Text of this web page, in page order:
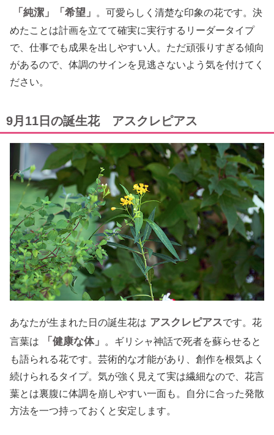
「純潔」「希望」
。可愛らしく清楚な印象の花です。決
めたことは計画を立てて確実に実行するリーダータイプ
で、仕事でも成果を出しやすい人。ただ頑張りすぎる傾向
があるので、体調のサインを見逃さないよう気を付けてく
ださい。
9月11日の誕生花 アスクレピアス
あなたが生まれた日の誕生花は アスクレピアスです。花
言葉は
「健康な体」
。ギリシャ神話で死者を蘇らせると
も語られる花です。芸術的な才能があり、創作を根気よく
続けられるタイプ。気が強く見えて実は繊細なので、花言
葉とは裏腹に体調を崩しやすい一面も。自分に合った発散
方法を一つ持っておくと安定します。